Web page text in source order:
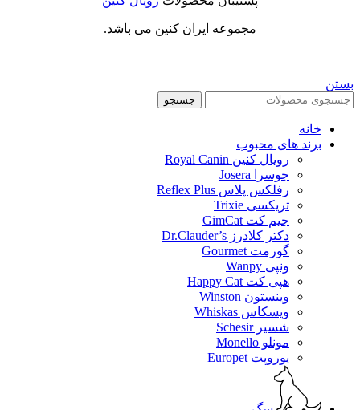
مجموعه ایران کنین می باشد.
بستن
جستجو
خانه
برند های محبوب
رویال کنین Royal Canin
جوسرا Josera
رفلکس پلاس Reflex Plus
تریکسی Trixie
جیم کت GimCat
دکتر کلادرز Dr.Clauder’s
گورمت Gourmet
ونپی Wanpy
هپی کت Happy Cat
وینستون Winston
ویسکاس Whiskas
شسیر Schesir
مونلو Monello
یوروپت Europet